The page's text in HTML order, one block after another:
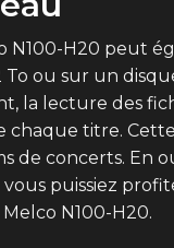
N100-H20 peut
ou sur un
la lecture des
titre.
de concerts.
puissiez
N100-H20.